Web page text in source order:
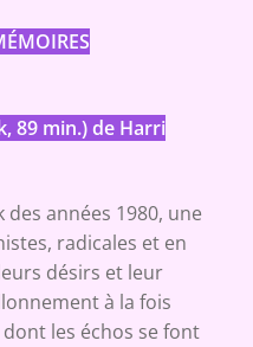
89 min.) de Harri
années 1980, une
radicales et en
désirs et leur
à la fois
les échos se font